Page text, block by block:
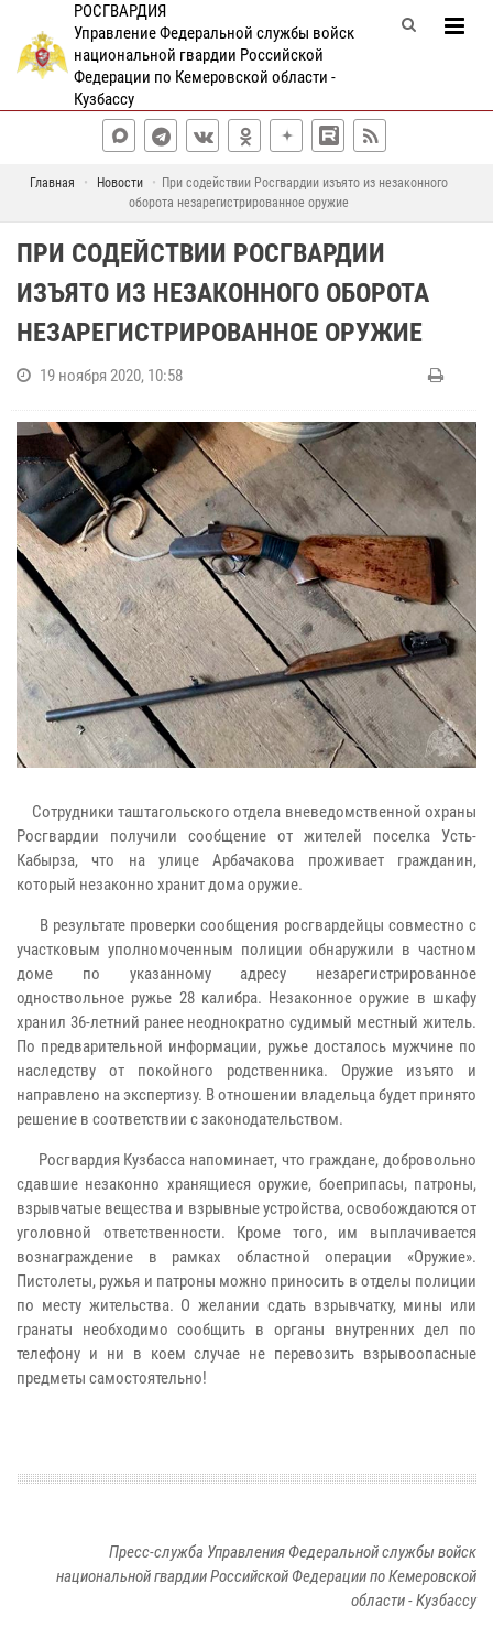
РОСГВАРДИЯ
Управление Федеральной службы войск
национальной гвардии Российской
Федерации по Кемеровской области -
Кузбассу
Главная Новости
При содействии Росгвардии изъято из незаконного
оборота незарегистрированное оружие
ПРИ СОДЕЙСТВИИ РОСГВАРДИИ
ИЗЪЯТО ИЗ НЕЗАКОННОГО ОБОРОТА
НЕЗАРЕГИСТРИРОВАННОЕ ОРУЖИЕ
19 ноября 2020, 10:58
Сотрудники таштагольского отдела вневедомственной охраны
Росгвардии получили сообщение от жителей поселка Усть-
Кабырза, что на улице Арбачакова проживает гражданин,
который незаконно хранит дома оружие.
В результате проверки сообщения росгвардейцы совместно с
участковым уполномоченным полиции обнаружили в частном
доме по указанному адресу незарегистрированное
одноствольное ружье 28 калибра. Незаконное оружие в шкафу
хранил 36-летний ранее неоднократно судимый местный житель.
По предварительной информации, ружье досталось мужчине по
наследству от покойного родственника. Оружие изъято и
направлено на экспертизу. В отношении владельца будет принято
решение в соответствии с законодательством.
Росгвардия Кузбасса напоминает, что граждане, добровольно
сдавшие незаконно хранящиеся оружие, боеприпасы, патроны,
взрывчатые вещества и взрывные устройства, освобождаются от
уголовной ответственности. Кроме того, им выплачивается
вознаграждение в рамках областной операции «Оружие».
Пистолеты, ружья и патроны можно приносить в отделы полиции
по месту жительства. О желании сдать взрывчатку, мины или
гранаты необходимо сообщить в органы внутренних дел по
телефону и ни в коем случае не перевозить взрывоопасные
предметы самостоятельно!
Пресс-служба Управления Федеральной службы войск
национальной гвардии Российской Федерации по Кемеровской
области - Кузбассу